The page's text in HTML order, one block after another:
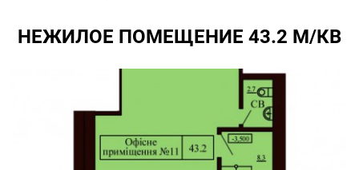
НЕЖИЛОЕ ПОМЕЩЕНИЕ 43.2 М/КВ